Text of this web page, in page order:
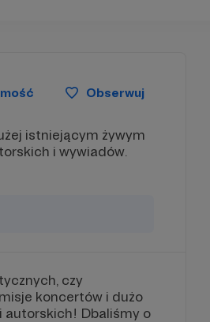
Obserwuj
istniejącym żywym
i wywiadów.
czy
koncertów i dużo
autorskich! Dbaliśmy o